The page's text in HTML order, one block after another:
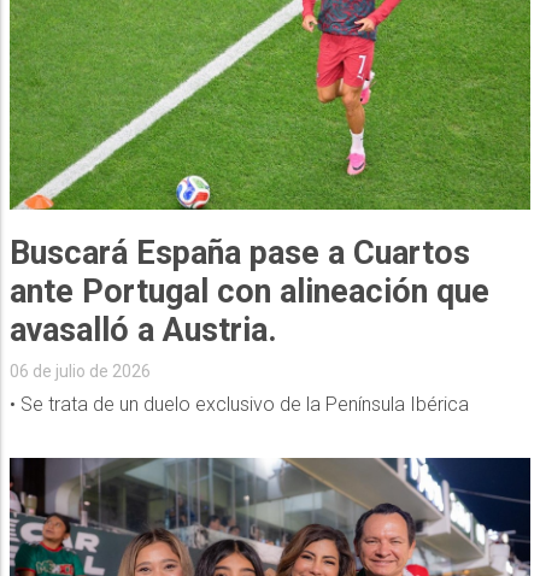
Buscará España pase a Cuartos
ante Portugal con alineación que
avasalló a Austria.
06 de julio de 2026
• Se trata de un duelo exclusivo de la Península Ibérica